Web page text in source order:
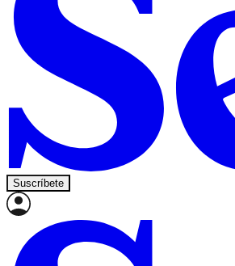
Suscríbete